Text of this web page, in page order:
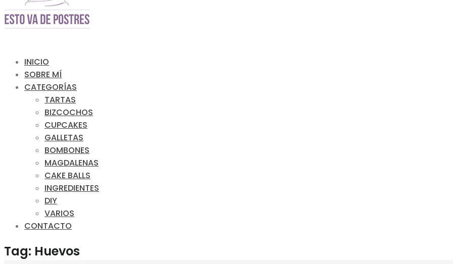
INICIO
SOBRE MÍ
CATEGORÍAS
TARTAS
BIZCOCHOS
CUPCAKES
GALLETAS
BOMBONES
MAGDALENAS
CAKE BALLS
INGREDIENTES
DIY
VARIOS
CONTACTO
Tag: Huevos